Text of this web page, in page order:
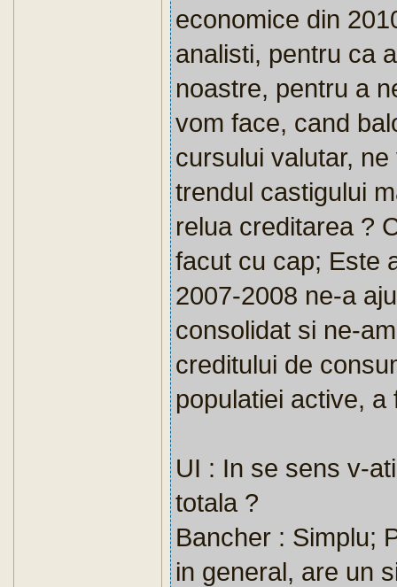
economice din
analisti, pentru ca
noastre, pentru a
vom face, cand
cursului valutar,
trendul castigului
relua creditarea ?
facut cu cap; Este
2007-2008 ne-a
consolidat si ne-
creditului de
populatiei active,
UI : In se sens v-
totala ?
Bancher : Simplu;
in general, are un